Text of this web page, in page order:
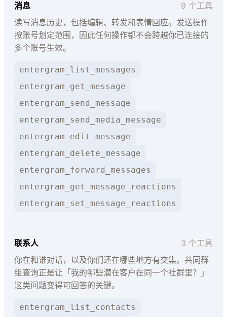
消息
9 个工具
读写消息历史，包括编辑、转发和表情回应。发送操作
按账号划定范围，因此任何操作都不会跨越你已连接的
多个账号生效。
entergram_list_messages
entergram_get_message
entergram_send_message
entergram_send_media_message
entergram_edit_message
entergram_delete_message
entergram_forward_messages
entergram_get_message_reactions
entergram_set_message_reactions
联系人
3 个工具
你在和谁对话，以及你们还在哪些地方有交集。共同群
组查询正是让「我的哪些潜在客户在同一个社群里？」
这类问题变得可回答的关键。
entergram_list_contacts